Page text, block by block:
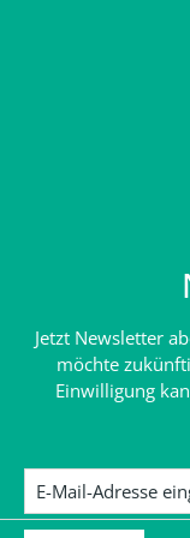
Jetzt Newsletter
möchte
Einwilligung